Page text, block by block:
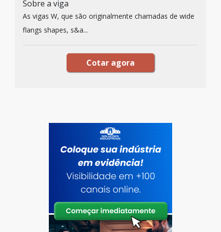
Sobre a viga
As vigas W, que são originalmente chamadas de wide
flangs shapes, s&a...
Cotar agora